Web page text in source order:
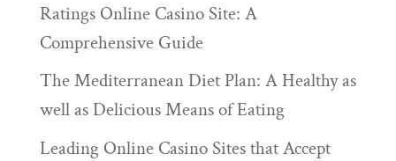
Ratings Online Casino Site: A
Comprehensive Guide
The Mediterranean Diet Plan: A Healthy as
well as Delicious Means of Eating
Leading Online Casino Sites that Accept